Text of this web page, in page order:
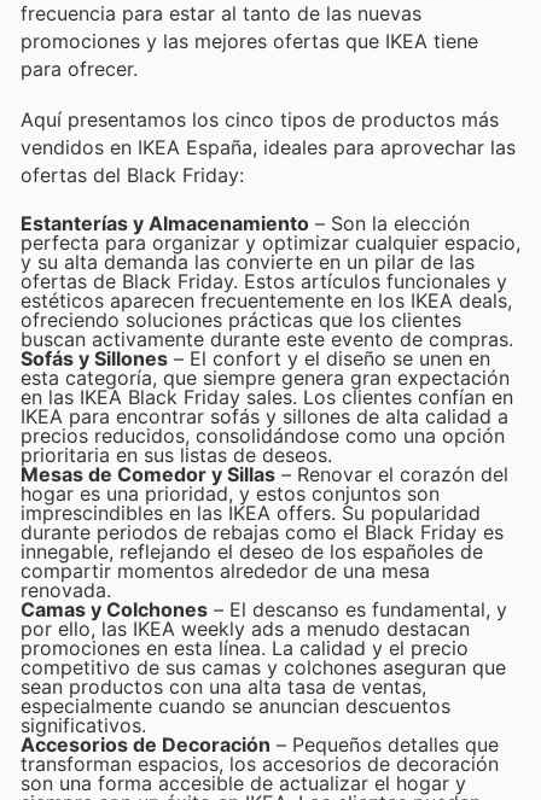
frecuencia para estar al tanto de las nuevas
promociones y las mejores ofertas que IKEA tiene
para ofrecer.
Aquí presentamos los cinco tipos de productos más
vendidos en IKEA España, ideales para aprovechar las
ofertas del Black Friday:
Estanterías y Almacenamiento – Son la elección
perfecta para organizar y optimizar cualquier espacio,
y su alta demanda las convierte en un pilar de las
ofertas de Black Friday. Estos artículos funcionales y
estéticos aparecen frecuentemente en los IKEA deals,
ofreciendo soluciones prácticas que los clientes
buscan activamente durante este evento de compras.
Sofás y Sillones – El confort y el diseño se unen en
esta categoría, que siempre genera gran expectación
en las IKEA Black Friday sales. Los clientes confían en
IKEA para encontrar sofás y sillones de alta calidad a
precios reducidos, consolidándose como una opción
prioritaria en sus listas de deseos.
Mesas de Comedor y Sillas – Renovar el corazón del
hogar es una prioridad, y estos conjuntos son
imprescindibles en las IKEA offers. Su popularidad
durante periodos de rebajas como el Black Friday es
innegable, reflejando el deseo de los españoles de
compartir momentos alrededor de una mesa
renovada.
Camas y Colchones – El descanso es fundamental, y
por ello, las IKEA weekly ads a menudo destacan
promociones en esta línea. La calidad y el precio
competitivo de sus camas y colchones aseguran que
sean productos con una alta tasa de ventas,
especialmente cuando se anuncian descuentos
significativos.
Accesorios de Decoración – Pequeños detalles que
transforman espacios, los accesorios de decoración
son una forma accesible de actualizar el hogar y